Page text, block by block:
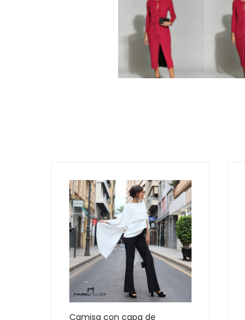
Camisa con capa de